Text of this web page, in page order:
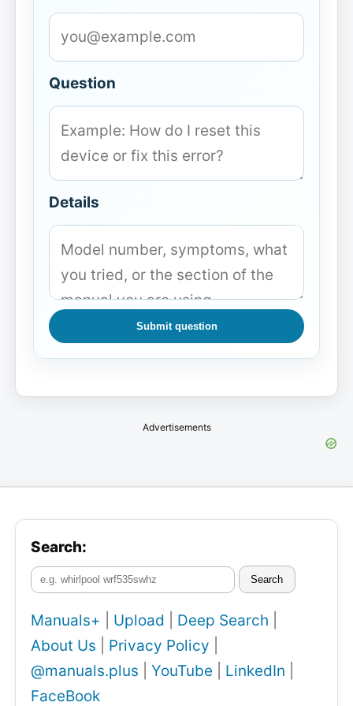
Question
Details
Submit question
Advertisements
Search:
Search
Manuals+ Upload Deep Search
About Us
Privacy Policy
@manuals.plus
YouTube LinkedIn
FaceBook